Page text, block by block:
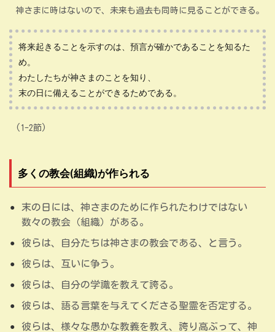
神さまに時はないので、未来も過去も同時に見ることができる。
将来起きることを示すのは、預言が確かであることを知るた
め。
わたしたちが神さまのことを知り、
末の日に備えることができるためである。
(1-2節)
多くの教会(組織)が作られる
末の日には、神さまのために作られたわけではない
数々の教会（組織）がある。
彼らは、自分たちは神さまの教会である、と言う。
彼らは、互いに争う。
彼らは、自分の学識を教えて誇る。
彼らは、語る言葉を与えてくださる聖霊を否定する。
彼らは、様々な愚かな教義を教え、誇り高ぶって、神